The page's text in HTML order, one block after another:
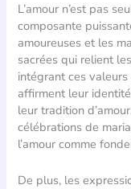
L’amour n’est pas
composante
amoureuses et les
sacrées qui relient
intégrant ces
affirment leur
leur tradition
célébrations de
l’amour comme
De plus, les